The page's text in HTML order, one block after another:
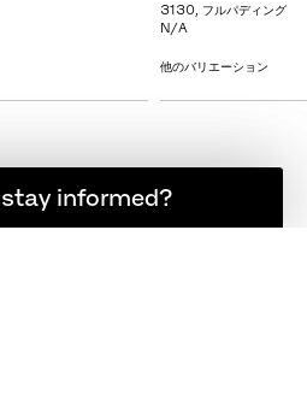
3130, フルパディング
N/A
他のバリエーション
の最新ニュース
informed?